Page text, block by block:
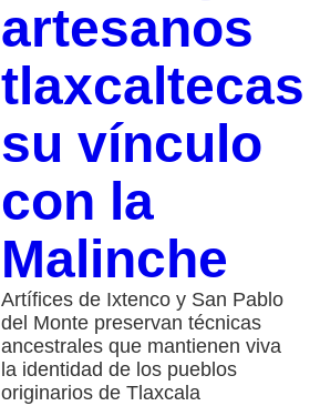
artesanos
tlaxcaltecas
su vínculo
con la
Malinche
Artífices de Ixtenco y San Pablo
del Monte preservan técnicas
ancestrales que mantienen viva
la identidad de los pueblos
originarios de Tlaxcala